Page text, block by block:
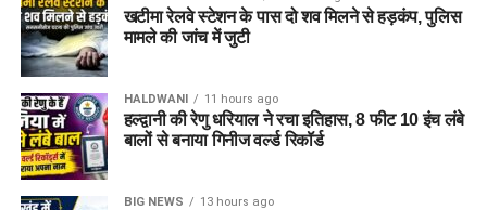
खटीमा रेलवे स्टेशन के पास दो शव मिलने से हड़कंप, पुलिस
मामले की जांच में जुटी
HALDWANI 11 hours ago
हल्द्वानी की रेणु धरियाल ने रचा इतिहास, 8 फीट 10 इंच लंबे
बालों से बनाया गिनीज वर्ल्ड रिकॉर्ड
BIG NEWS 13 hours ago